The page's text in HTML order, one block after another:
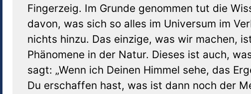
Fingerzeig. Im Grunde genommen tut die
davon, was sich so alles im Universum im
nichts hinzu. Das einzige, was wir machen,
Phänomene in der Natur. Dieses ist auch,
sagt: „Wenn ich Deinen Himmel sehe, das
Du erschaffen hast, was ist dann noch der